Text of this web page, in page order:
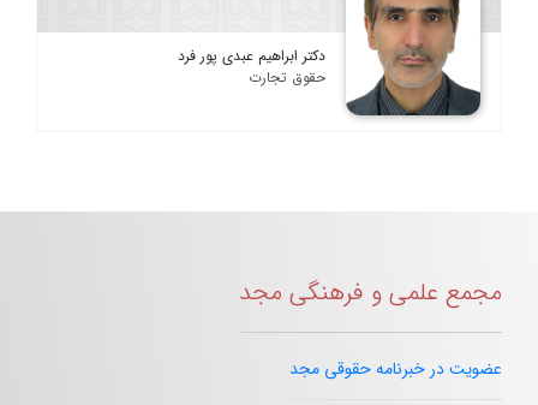
دکتر ابراهیم عبدی پور فرد
حقوق تجارت
مجمع علمی و فرهنگی مجد
عضویت در خبرنامه حقوقی مجد